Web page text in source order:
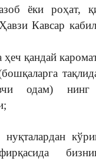
ёки роҳат,
Кавсар
ҳеч қандай
одам) нинг
нуқталардан